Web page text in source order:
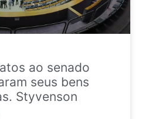
ao senado
seus bens
Styvenson